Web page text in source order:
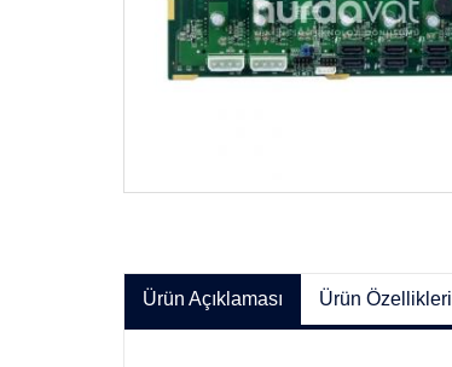
Ürün Açıklaması Ürün Özellikleri